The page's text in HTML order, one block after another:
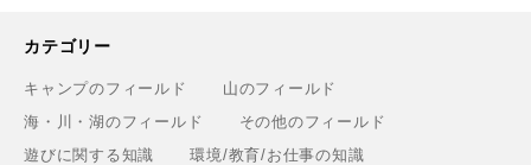
カテゴリー
キャンプのフィールド
山のフィールド
海・川・湖のフィールド
その他のフィールド
遊びに関する知識
環境/教育/お仕事の知識